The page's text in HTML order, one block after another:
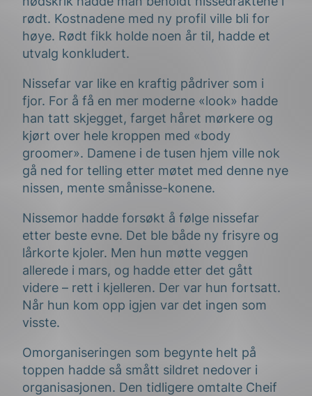
rødt. Kostnadene med ny profil ville bli for
høye. Rødt fikk holde noen år til, hadde et
utvalg konkludert.
Nissefar var like en kraftig pådriver som i
fjor. For å få en mer moderne «look» hadde
han tatt skjegget, farget håret mørkere og
kjørt over hele kroppen med «body
groomer». Damene i de tusen hjem ville nok
gå ned for telling etter møtet med denne nye
nissen, mente smånisse-konene.
Nissemor hadde forsøkt å følge nissefar
etter beste evne. Det ble både ny frisyre og
lårkorte kjoler. Men hun møtte veggen
allerede i mars, og hadde etter det gått
videre – rett i kjelleren. Der var hun fortsatt.
Når hun kom opp igjen var det ingen som
visste.
Omorganiseringen som begynte helt på
toppen hadde så smått sildret nedover i
organisasjonen. Den tidligere omtalte Cheif